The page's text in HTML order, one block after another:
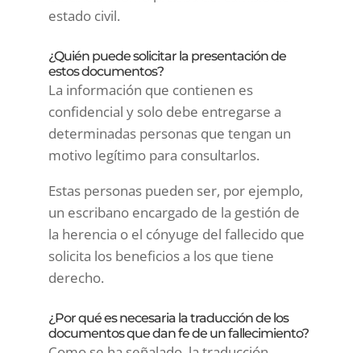
estado civil.
¿Quién puede solicitar la presentación de
estos documentos?
La información que contienen es
confidencial y solo debe entregarse a
determinadas personas que tengan un
motivo legítimo para consultarlos.
Estas personas pueden ser, por ejemplo,
un escribano encargado de la gestión de
la herencia o el cónyuge del fallecido que
solicita los beneficios a los que tiene
derecho.
¿Por qué es necesaria la traducción de los
documentos que dan fe de un fallecimiento?